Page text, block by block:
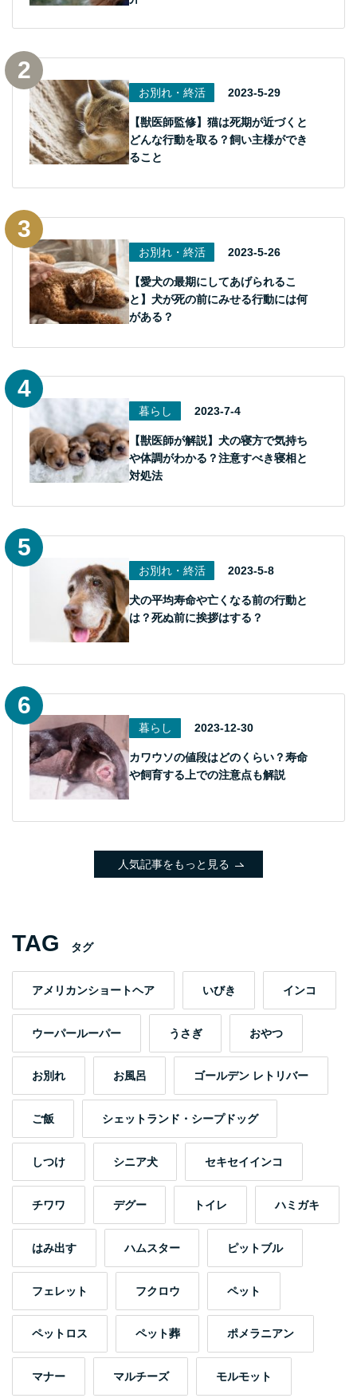
お別れ・終活 2023-5-29
【獣医師監修】猫は死期が近づくと
どんな行動を取る？飼い主様ができ
ること
お別れ・終活 2023-5-26
【愛犬の最期にしてあげられるこ
と】犬が死の前にみせる行動には何
がある？
暮らし 2023-7-4
【獣医師が解説】犬の寝方で気持ち
や体調がわかる？注意すべき寝相と
対処法
お別れ・終活 2023-5-8
犬の平均寿命や亡くなる前の行動と
は？死ぬ前に挨拶はする？
暮らし 2023-12-30
カワウソの値段はどのくらい？寿命
や飼育する上での注意点も解説
人気記事をもっと見る
TAG タグ
アメリカンショートヘア いびき インコ
ウーパールーパー うさぎ おやつ
お別れ お風呂 ゴールデン レトリバー
ご飯 シェットランド・シープドッグ
しつけ シニア犬 セキセイインコ
チワワ デグー トイレ ハミガキ
はみ出す ハムスター ピットブル
フェレット フクロウ ペット
ペットロス ペット葬 ポメラニアン
マナー マルチーズ モルモット